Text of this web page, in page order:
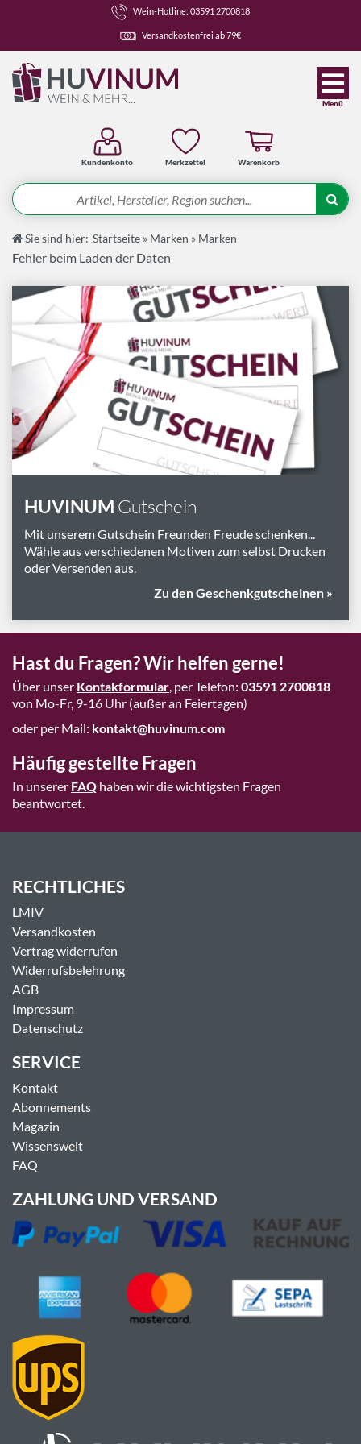
Wein-Hotline: 03591 2700818
Versandkostenfrei ab 79€
Kundenkonto Merkzettel Warenkorb
Menü
Angebote
Wein-Pakete
Spirituosen-Pakete
Geschenk-Pakete
Weine
Spirituosen
Marken
Inspiration
Wissenswelt
Schlagworte
Sie sind hier: Startseite » Marken » Marken
Fehler beim Laden der Daten
HUVINUM Gutschein
Mit unserem Gutschein Freunden Freude schenken...
Wähle aus verschiedenen Motiven zum selbst Drucken
oder Versenden aus.
Zu den Geschenkgutscheinen »
Hast du Fragen? Wir helfen gerne!
Über unser Kontakformular, per Telefon: 03591 2700818
von Mo-Fr, 9-16 Uhr (außer an Feiertagen)
oder per Mail: kontakt@huvinum.com
Häufig gestellte Fragen
In unserer FAQ haben wir die wichtigsten Fragen
beantwortet.
RECHTLICHES
LMIV
Versandkosten
Vertrag widerrufen
Widerrufsbelehrung
AGB
Impressum
Datenschutz
SERVICE
Kontakt
Abonnements
Magazin
Wissenswelt
FAQ
ZAHLUNG UND VERSAND